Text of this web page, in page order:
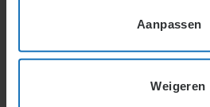
Aanpassen
Weigeren
Specialisten Informatie